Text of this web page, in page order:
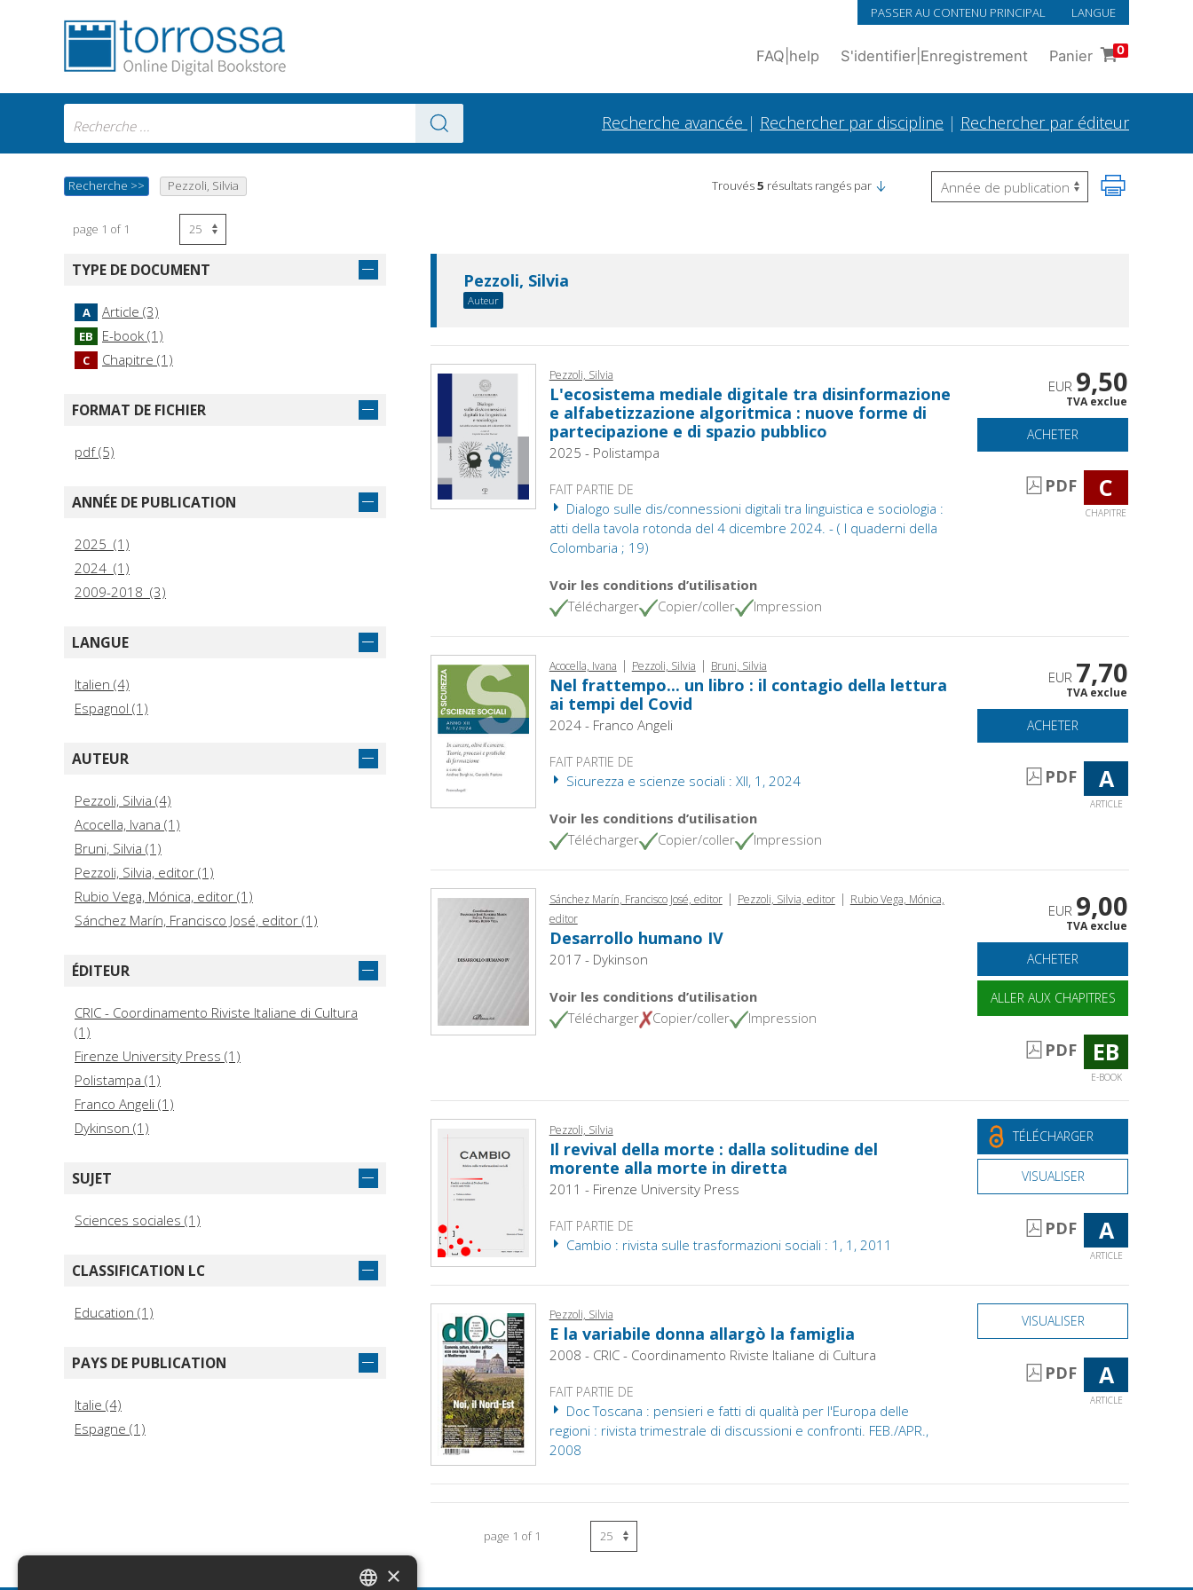
PASSER AU CONTENU PRINCIPAL LANGUE
FAQ help S'identifier Enregistrement Panier 0
Recherche avancée | Rechercher par discipline | Rechercher par éditeur
Recherche >> Pezzoli, Silvia Trouvés5 résultats rangés par
page 1 of 1
TYPE DE DOCUMENT
A Article (3)
EB E-book (1)
C Chapitre (1)
FORMAT DE FICHIER
pdf (5)
ANNÉE DE PUBLICATION
2025 (1)
2024 (1)
2009-2018 (3)
LANGUE
Italien (4)
Espagnol (1)
AUTEUR
Pezzoli, Silvia (4)
Acocella, Ivana (1)
Bruni, Silvia (1)
Pezzoli, Silvia, editor (1)
Rubio Vega, Mónica, editor (1)
Sánchez Marín, Francisco José, editor (1)
ÉDITEUR
CRIC - Coordinamento Riviste Italiane di Cultura
(1)
Firenze University Press (1)
Polistampa (1)
Franco Angeli (1)
Dykinson (1)
SUJET
Sciences sociales (1)
CLASSIFICATION LC
Education (1)
PAYS DE PUBLICATION
Italie (4)
Espagne (1)
Pezzoli, Silvia
Auteur
Pezzoli, Silvia
L'ecosistema mediale digitale tra disinformazione
e alfabetizzazione algoritmica : nuove forme di
partecipazione e di spazio pubblico
2025 - Polistampa
FAIT PARTIE DE
Dialogo sulle dis/connessioni digitali tra linguistica e sociologia :
atti della tavola rotonda del 4 dicembre 2024. - ( I quaderni della
Colombaria ; 19)
Voir les conditions d’utilisation
Télécharger
Copier/coller Impression
EUR 9,50
TVA exclue
ACHETER
PDF C
CHAPITRE
Acocella, Ivana | Pezzoli, Silvia | Bruni, Silvia
Nel frattempo... un libro : il contagio della lettura
ai tempi del Covid
2024 - Franco Angeli
FAIT PARTIE DE
Sicurezza e scienze sociali : XII, 1, 2024
Voir les conditions d’utilisation
Télécharger
Copier/coller Impression
EUR 7,70
TVA exclue
ACHETER
PDF A
ARTICLE
Sánchez Marín, Francisco José, editor | Pezzoli, Silvia, editor | Rubio Vega, Mónica,
editor
Desarrollo humano IV
2017 - Dykinson
Voir les conditions d’utilisation
Télécharger
Copier/coller Impression
EUR 9,00
TVA exclue
ACHETER
ALLER AUX CHAPITRES
PDF EB
E-BOOK
Pezzoli, Silvia
Il revival della morte : dalla solitudine del
morente alla morte in diretta
2011 - Firenze University Press
FAIT PARTIE DE
Cambio : rivista sulle trasformazioni sociali : 1, 1, 2011
TÉLÉCHARGER
VISUALISER
PDF A
ARTICLE
Pezzoli, Silvia
E la variabile donna allargò la famiglia
2008 - CRIC - Coordinamento Riviste Italiane di Cultura
FAIT PARTIE DE
Doc Toscana : pensieri e fatti di qualità per l'Europa delle
regioni : rivista trimestrale di discussioni e confronti. FEB./APR.,
2008
VISUALISER
PDF A
ARTICLE
page 1 of 1
×